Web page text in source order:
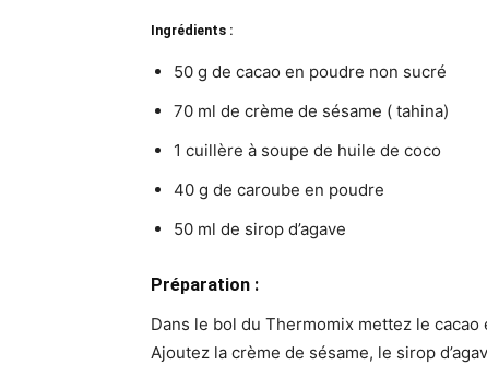
Ingrédients :
50 g de cacao en poudre non sucré
70 ml de crème de sésame ( tahina)
1 cuillère à soupe de huile de coco
40 g de caroube en poudre
50 ml de sirop d’agave
Préparation :
Dans le bol du Thermomix mettez le
Ajoutez la crème de sésame, le sirop